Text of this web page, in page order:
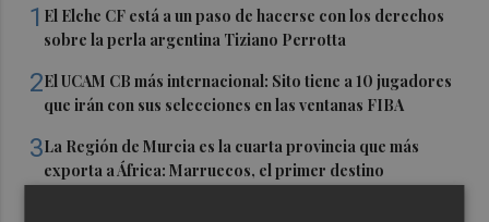
1 El Elche CF está a un paso de hacerse con los derechos
sobre la perla argentina Tiziano Perrotta
2El UCAM CB más internacional: Sito tiene a 10 jugadores
que irán con sus selecciones en las ventanas FIBA
3La Región de Murcia es la cuarta provincia que más
exporta a África: Marruecos, el primer destino